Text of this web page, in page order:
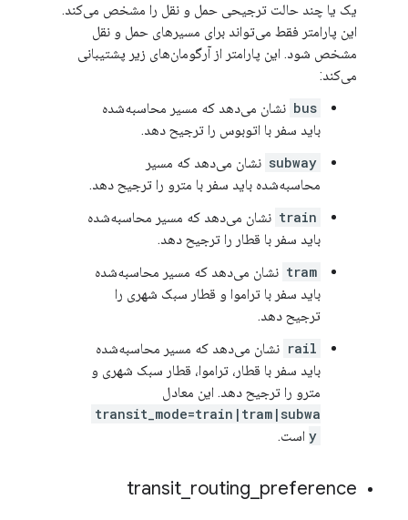
یک یا چند حالت ترجیحی حمل و نقل را مشخص می‌کند.
این پارامتر فقط می‌تواند برای مسیرهای حمل و نقل
مشخص شود. این پارامتر از آرگومان‌های زیر پشتیبانی
می‌کند:
bus نشان می‌دهد که مسیر محاسبه‌شده
باید سفر با اتوبوس را ترجیح دهد.
subway نشان می‌دهد که مسیر
محاسبه‌شده باید سفر با مترو را ترجیح دهد.
train نشان می‌دهد که مسیر محاسبه‌شده
باید سفر با قطار را ترجیح دهد.
tram نشان می‌دهد که مسیر محاسبه‌شده
باید سفر با تراموا و قطار سبک شهری را
ترجیح دهد.
rail نشان می‌دهد که مسیر محاسبه‌شده
باید سفر با قطار، تراموا، قطار سبک شهری و
مترو را ترجیح دهد. این معادل
transit_mode=train|tram|subwa
y است.
transit routing preference